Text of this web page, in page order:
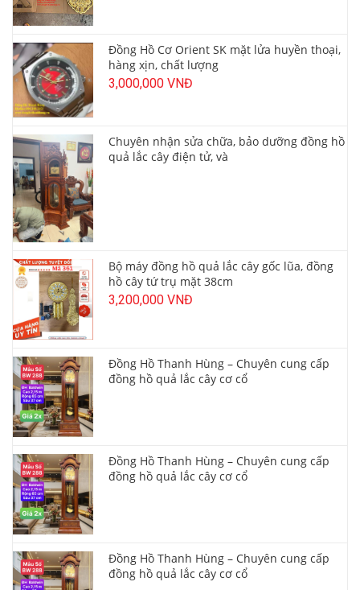
Đồng Hồ Cơ Orient SK mặt lửa huyền thoại,
hàng xịn, chất lượng
3,000,000 VNĐ
Chuyên nhận sửa chữa, bảo dưỡng đồng hồ
quả lắc cây điện tử, và
Bộ máy đồng hồ quả lắc cây gốc lũa, đồng
hồ cây tứ trụ mặt 38cm
3,200,000 VNĐ
Đồng Hồ Thanh Hùng – Chuyên cung cấp
đồng hồ quả lắc cây cơ cổ
Đồng Hồ Thanh Hùng – Chuyên cung cấp
đồng hồ quả lắc cây cơ cổ
Đồng Hồ Thanh Hùng – Chuyên cung cấp
đồng hồ quả lắc cây cơ cổ